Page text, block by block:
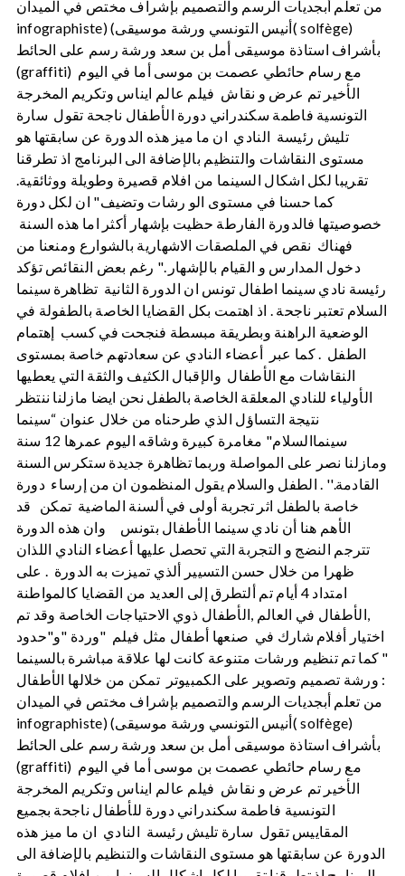
من تعلم أبجديات الرسم والتصميم بإشراف مختص في الميدان
infographiste) (أنيس التونسي ورشة موسيقى( solfège)
بأشراف استاذة موسيقى أمل بن سعد ورشة رسم على الحائط
(graffiti) مع رسام حائطي عصمت بن موسى أما في اليوم
الأخير تم عرض و نقاش فيلم عالم ايناس وتكريم المخرجة
التونسية فاطمة سكندراني دورة الأطفال ناجحة تقول سارة
تليش رئيسة النادي ان ما ميز هذه الدورة عن سابقتها هو
مستوى النقاشات والتنظيم بالإضافة الى البرنامج اذ تطرقنا
تقريبا لكل اشكال السينما من افلام قصيرة وطويلة ووثائقية.
كما حسنا في مستوى الو رشات وتضيف" ان لكل دورة
خصوصيتها فالدورة الفارطة حظيت بإشهار أكثر اما هذه السنة
فهناك نقص في الملصقات الاشهارية بالشوارع ومنعنا من
دخول المدارس و القيام بالإشهار ." رغم بعض النقائص تؤكد
رئيسة نادي سينما اطفال تونس ان الدورة الثانية تظاهرة سينما
السلام تعتبر ناجحة . اذ اهتمت بكل القضايا الخاصة بالطفولة في
الوضعية الراهنة وبطريقة مبسطة فنجحت في كسب إهتمام
الطفل . كما عبر أعضاء النادي عن سعادتهم خاصة بمستوى
النقاشات مع الأطفال والإقبال الكثيف والثقة التي يعطيها
الأولياء للنادي المعلقة الخاصة بالطفل نحن ايضا مازلنا ننتظر
نتيجة التساؤل الذي طرحناه من خلال عنوان “سينما
سينماالسلام" مغامرة كبيرة وشاقه اليوم عمرها 12 سنة
ومازلنا نصر على المواصلة وربما تظاهرة جديدة ستكرس السنة
القادمة.'' . الطفل والسلام يقول المنظمون ان من إرساء دورة
خاصة بالطفل اثر تجربة أولى في ألسنة الماضية تمكن قد
الأهم هنا أن نادي سينما الأطفال بتونس وان هذه الدورة
تترجم النضج و التجربة التي تحصل عليها أعضاء النادي اللذان
ظهرا من خلال حسن التسيير ألذي تميزت به الدورة . على
امتداد 4 أيام تم ألتطرق إلى العديد من القضايا كالمواطنة
,الأطفال في العالم ,الأطفال ذوي الاحتياجات الخاصة وقد تم
اختيار أفلام شارك في صنعها أطفال مثل فيلم "وردة "و"حدود
" كما تم تنظيم ورشات متنوعة كانت لها علاقة مباشرة بالسينما
: ورشة تصميم وتصوير على الكمبيوتر تمكن من خلالها الأطفال
من تعلم أبجديات الرسم والتصميم بإشراف مختص في الميدان
infographiste) (أنيس التونسي ورشة موسيقى( solfège)
بأشراف استاذة موسيقى أمل بن سعد ورشة رسم على الحائط
(graffiti) مع رسام حائطي عصمت بن موسى أما في اليوم
الأخير تم عرض و نقاش فيلم عالم ايناس وتكريم المخرجة
التونسية فاطمة سكندراني دورة للأطفال ناجحة بجميع
المقاييس تقول سارة تليش رئيسة النادي ان ما ميز هذه
الدورة عن سابقتها هو مستوى النقاشات والتنظيم بالإضافة الى